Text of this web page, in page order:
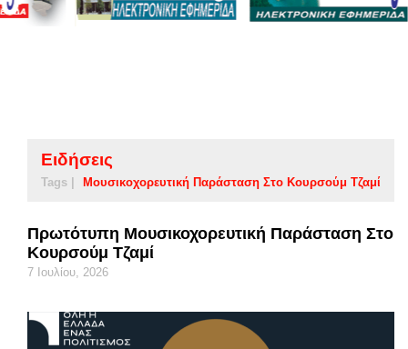
Ειδήσεις
Tags | Μουσικοχορευτική Παράσταση Στο Κουρσούμ Τζαμί
Πρωτότυπη Μουσικοχορευτική Παράσταση Στο
Κουρσούμ Τζαμί
7 Ιουλίου, 2026